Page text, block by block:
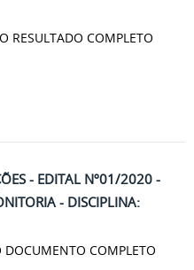
RESULTADO COMPLETO
- EDITAL Nº01/2020 -
- DISCIPLINA:
DOCUMENTO COMPLETO